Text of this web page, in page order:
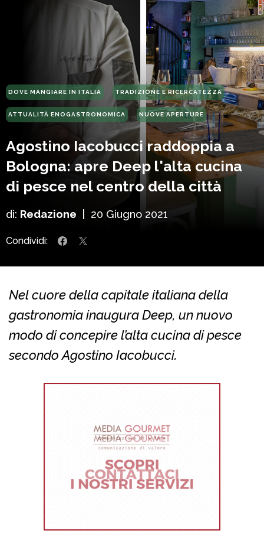
DOVE MANGIARE IN ITALIA TRADIZIONE E RICERCATEZZA
ATTUALITÀ ENOGASTRONOMICA NUOVE APERTURE
Agostino Iacobucci raddoppia a
Bologna: apre Deep l'alta cucina
di pesce nel centro della città
di: Redazione 20 Giugno 2021
Condividi:
Nel cuore della capitale italiana della
gastronomia inaugura Deep, un nuovo
modo di concepire l’alta cucina di pesce
secondo Agostino Iacobucci.